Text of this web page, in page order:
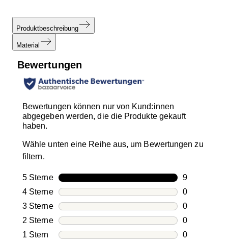
Produktbeschreibung
Material
Bewertungen
Bewertungen können nur von Kund:innen
abgegeben werden, die die Produkte gekauft
haben.
Wähle unten eine Reihe aus, um Bewertungen zu
filtern.
5 SterneSterne
9
9
4 SterneSterne
0
0
3 SterneSterne
0
0
2 SterneSterne
0
0
1 Stern Sterne
0